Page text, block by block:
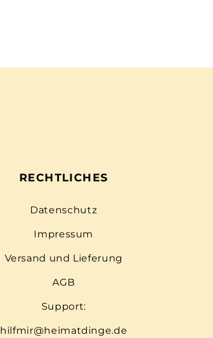
RECHTLICHES
Datenschutz
Impressum
Versand und Lieferung
AGB
Support:
hilfmir@heimatdinge.de